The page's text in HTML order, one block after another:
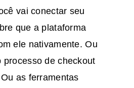
vai conectar seu
que a plataforma
ele nativamente. Ou
processo de checkout
as ferramentas